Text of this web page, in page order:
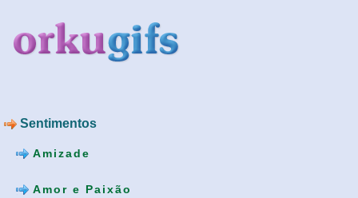
Sentimentos
Amizade
Amor e Paixão